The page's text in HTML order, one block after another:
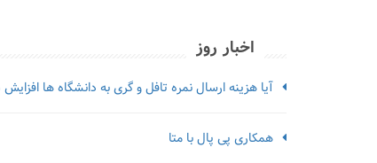
اخبار روز
آیا هزینه ارسال نمره تافل و گری به دانشگاه ها افزایش
همکاری پی پال با متا